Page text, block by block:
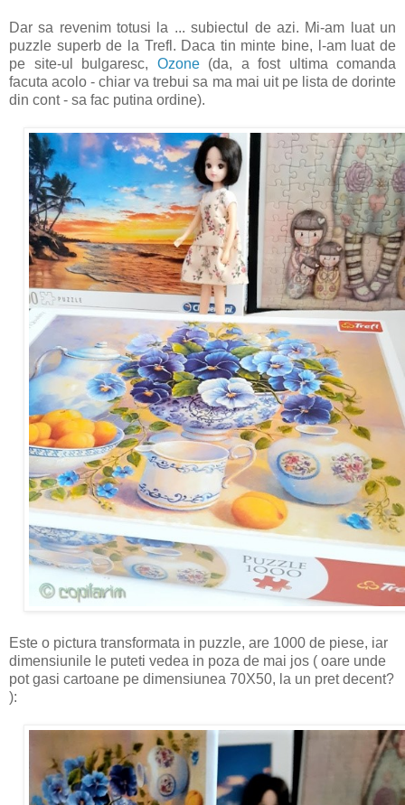
Dar sa revenim totusi la ... subiectul de azi. Mi-am luat un
puzzle superb de la Trefl. Daca tin minte bine, l-am luat de
pe site-ul bulgaresc, Ozone(da, a fost ultima comanda
facuta acolo - chiar va trebui sa ma mai uit pe lista de dorinte
din cont - sa fac putina ordine).
Este o pictura transformata in puzzle, are 1000 de piese, iar
dimensiunile le puteti vedea in poza de mai jos ( oare unde
pot gasi cartoane pe dimensiunea 70X50, la un pret decent?
):